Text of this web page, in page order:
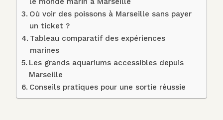
Où voir des poissons à Marseille sans payer
un ticket ?
Tableau comparatif des expériences
marines
Les grands aquariums accessibles depuis
Marseille
Conseils pratiques pour une sortie réussie